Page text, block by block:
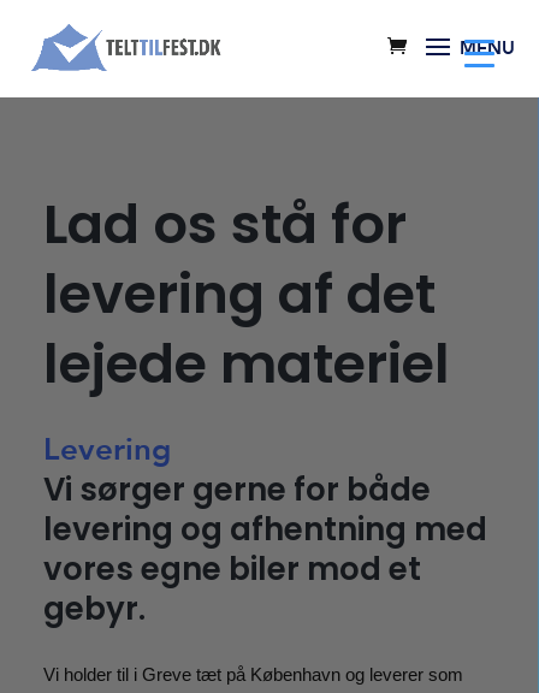
Lad os stå for
levering af det
lejede materiel
Levering
Vi sørger gerne for både
levering og afhentning med
vores egne biler mod et
gebyr.
Vi holder til i Greve tæt på København og leverer som